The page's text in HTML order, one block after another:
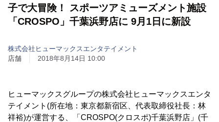
子で大冒険！ スポーツアミューズメント施設
「CROSPO」千葉浜野店に 9月1日に新設
株式会社ヒューマックスエンタテイメント
店舗
2018年8月14日 10:00
ヒューマックスグループの株式会社ヒューマックスエンタ
テイメント(所在地：東京都新宿区、代表取締役社長：林
祥裕)が運営する、「CROSPO(クロスポ)千葉浜野店」(千